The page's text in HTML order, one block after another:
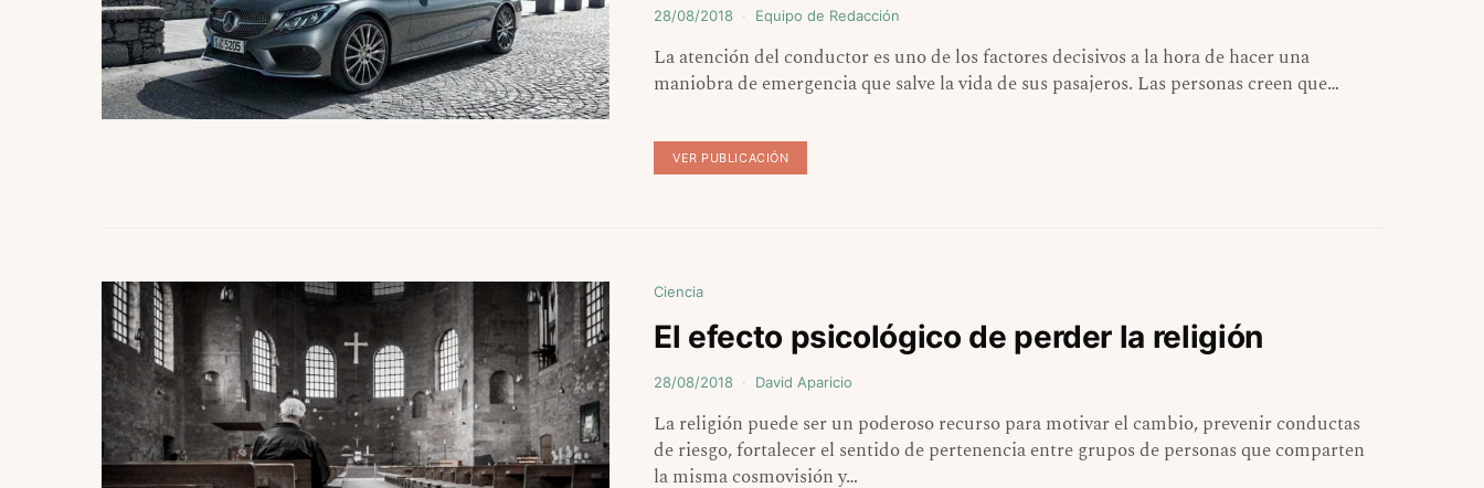
28/08/2018 Equipo de Redacción
La atención del conductor es uno de los factores decisivos a la hora de hacer una
maniobra de emergencia que salve la vida de sus pasajeros. Las personas creen que…
VER PUBLICACIÓN
Ciencia
El efecto psicológico de perder la religión
28/08/2018 David Aparicio
La religión puede ser un poderoso recurso para motivar el cambio, prevenir conductas
de riesgo, fortalecer el sentido de pertenencia entre grupos de personas que comparten
la misma cosmovisión y…